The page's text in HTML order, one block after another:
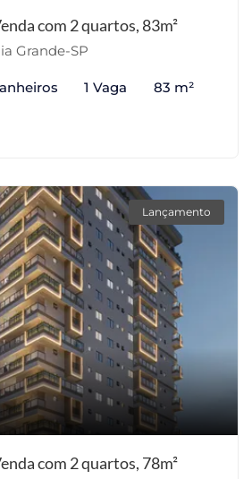
com 2 quartos, 83m²
Grande-SP
1 Vaga 83 m²
Lançamento
com 2 quartos, 78m²